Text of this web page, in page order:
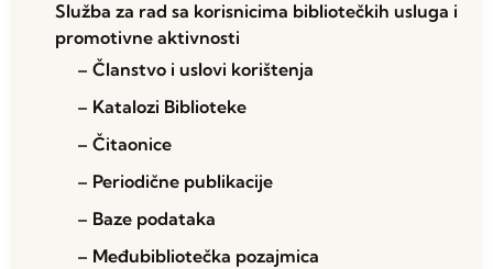
Služba za rad sa korisnicima bibliotečkih usluga i
promotivne aktivnosti
– Članstvo i uslovi korištenja
– Katalozi Biblioteke
– Čitaonice
– Periodične publikacije
– Baze podataka
– Međubibliotečka pozajmica